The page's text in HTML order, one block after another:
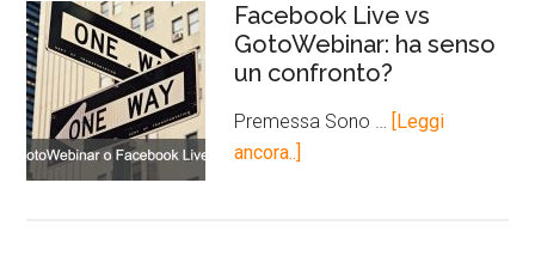
Facebook Live vs
GotoWebinar: ha senso
un confronto?
Premessa Sono …
[Leggi
ancora..]